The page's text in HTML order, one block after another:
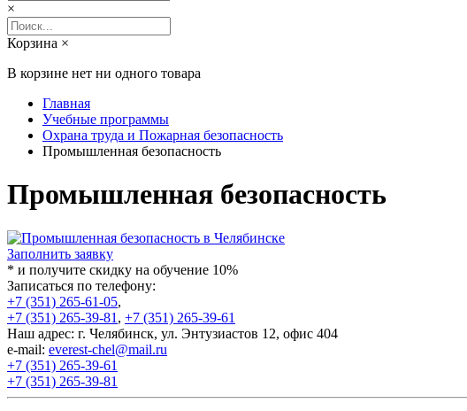
×
Корзина ×
В корзине нет ни одного товара
Главная
Учебные программы
Охрана труда и Пожарная безопасность
Промышленная безопасность
Промышленная безопасность
Заполнить заявку
* и получите скидку на обучение 10%
Записаться по телефону:
+7 (351) 265-61-05,
+7 (351) 265-39-81 , +7 (351) 265-39-61
Наш адрес: г. Челябинск, ул. Энтузиастов 12, офис 404
e-mail: everest-chel@mail.ru
+7 (351) 265-39-61
+7 (351) 265-39-81